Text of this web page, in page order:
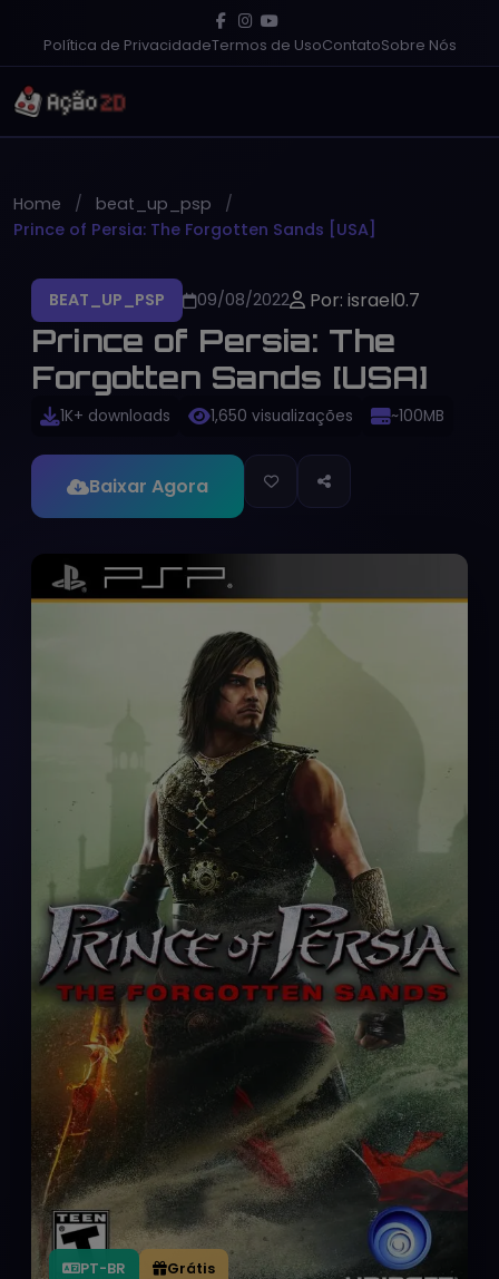
Política de PrivacidadeTermos de UsoContatoSobre Nós
Home
beat_up_psp
Prince of Persia: The Forgotten Sands [USA]
BEAT_UP_PSP 09/08/2022 Por: israel0.7
Prince of Persia: The
Forgotten Sands [USA]
1K+ downloads 1,650 visualizações ~100MB
Baixar Agora
PT-BR Grátis